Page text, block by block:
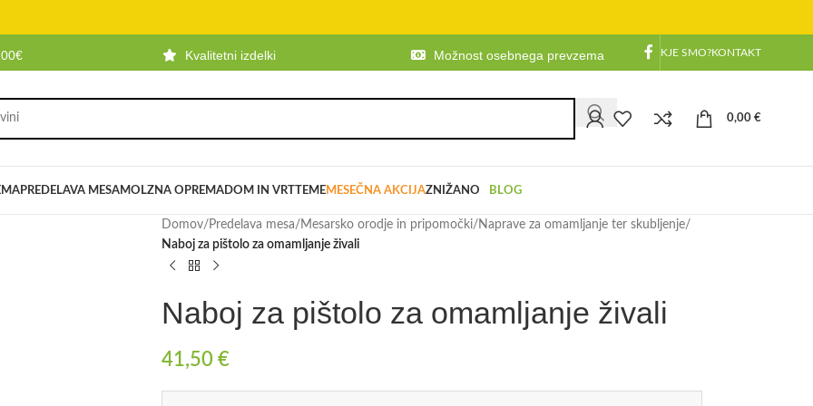
Kvalitetni izdelki Možnost osebnega prevzema KJE SMO?KONTAKT
0,00 €
PREDELAVA MESAMOLZNA OPREMADOM IN VRTTEMEMESEČNA AKCIJAZNIŽANO BLOG
Domov/ Predelava mesa/ Mesarsko orodje in pripomočki/ Naprave za omamljanje ter skubljenje/
Naboj za pištolo za omamljanje živali
Naboj za pištolo za omamljanje živali
41,50 €